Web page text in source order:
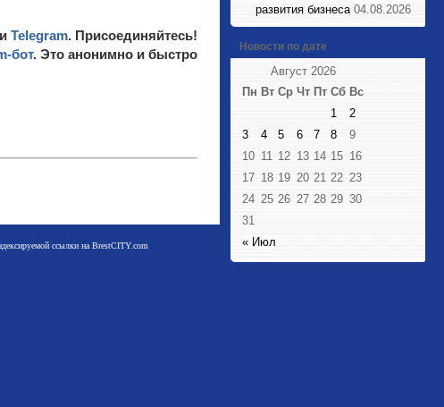
и Telegram. Присоединяйтесь!
бот. Это анонимно и быстро
ссылки на BrestCITY.com
развития бизнеса 04.08.2026
Новости по дате
Август 2026
Пн Вт Ср Чт Пт Сб Вс
« Июл
1
2
3
4 5 6 7 8
9
10 11 12 13 14 15 16
17 18 19 20 21 22 23
24 25 26 27 28 29 30
31